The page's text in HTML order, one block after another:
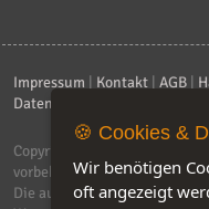
Impressum Kontakt AGB
Datenschutzerklärung
Copyright © 2026
vorbehalten.
Die auf dieser Seite
🍪 Cookies &
Wir benötigen
oft angezeigt